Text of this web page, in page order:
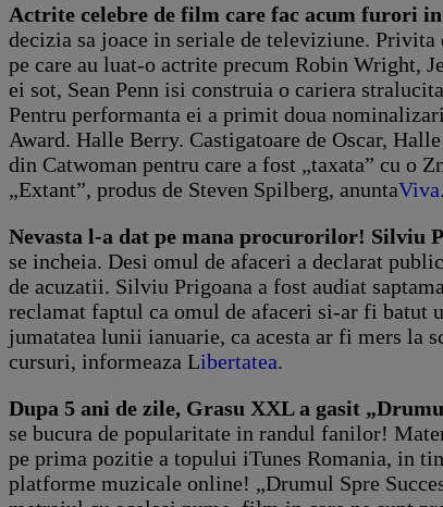
Actrite celebre de film care fac acum furori
decizia sa joace in seriale de televiziune.
pe care au luat-o actrite precum Robin Wright,
ei sot, Sean Penn isi construia o cariera
Pentru performanta ei a primit doua
Award. Halle Berry. Castigatoare de Oscar,
din Catwoman pentru care a fost „taxata” cu o
„Extant”, produs de Steven Spilberg, anunta
Nevasta l-a dat pe mana procurorilor! Silviu
se incheia. Desi omul de afaceri a declarat
de acuzatii. Silviu Prigoana a fost audiat
reclamat faptul ca omul de afaceri si-ar fi batut
jumatatea lunii ianuarie, ca acesta ar fi mers la
cursuri, informeaza Libertatea.
Dupa 5 ani de zile, Grasu XXL a gasit
se bucura de popularitate in randul fanilor!
pe prima pozitie a topului iTunes Romania, in
platforme muzicale online! „Drumul Spre